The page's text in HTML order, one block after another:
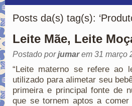
Posts da(s) tag(s):
Leite Mãe, Leite
Postado porjumarem 31 março
“Leite materno se refere ao
utilizado para alimetar seu
primeira e principal fonte de
que se tornem aptos a